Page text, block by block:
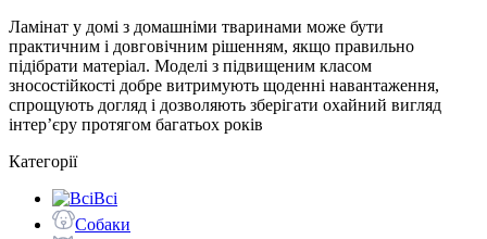
Ламінат у домі з домашніми тваринами може бути
практичним і довговічним рішенням, якщо правильно
підібрати матеріал. Моделі з підвищеним класом
зносостійкості добре витримують щоденні навантаження,
спрощують догляд і дозволяють зберігати охайний вигляд
інтерʼєру протягом багатьох років
Категорії
Всі
Собаки